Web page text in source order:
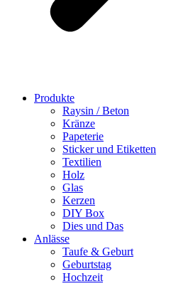
Produkte
Raysin / Beton
Kränze
Papeterie
Sticker und Etiketten
Textilien
Holz
Glas
Kerzen
DIY Box
Dies und Das
Anlässe
Taufe & Geburt
Geburtstag
Hochzeit